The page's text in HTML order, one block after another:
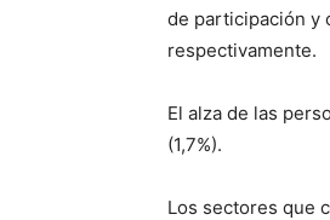
de participación y
respectivamente.
El alza de las
(1,7%).
Los sectores que